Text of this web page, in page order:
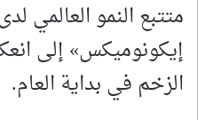
متتبع النمو العالمي
إيكونوميكس» إلى
الزخم في بداية العام.